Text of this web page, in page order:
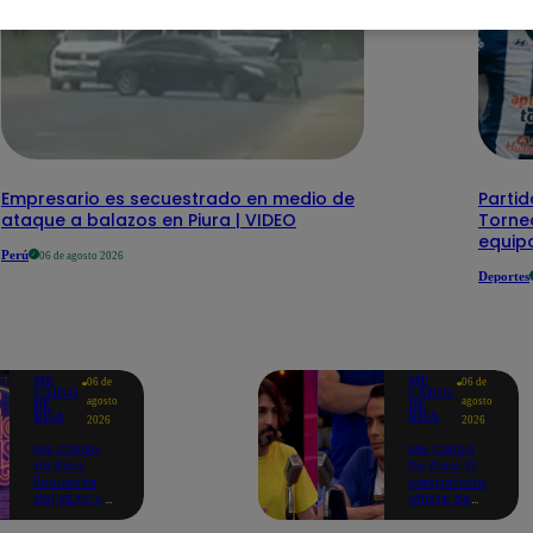
Empresario es secuestrado en medio de
ataque a balazos en Piura | VIDEO
Perú 06 de agosto 2026
Deportes
ME
CAIGO
DE
RISA
06 de
agosto
2026
Me Caigo
de Risa:
Encuesta
del REACT,
ME
CAIGO
DE
RISA
06 de
agosto
2026
Me Caigo
De Risa: El
inesperado
chiste de